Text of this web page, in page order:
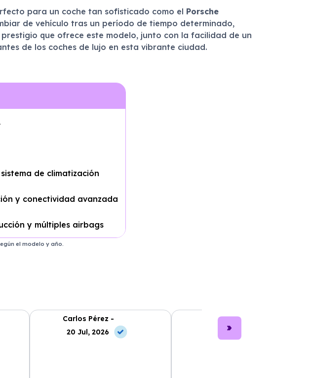
para un coche tan sofisticado como el Porsche
de vehículo tras un período de tiempo determinado,
que ofrece este modelo, junto con la facilidad de un
de los coches de lujo en esta vibrante ciudad.
de climatización
y conectividad avanzada
y múltiples airbags
el modelo y año.
Carlos Pérez -
20 Jul, 2026
Lucía García -
10 Jul, 2026